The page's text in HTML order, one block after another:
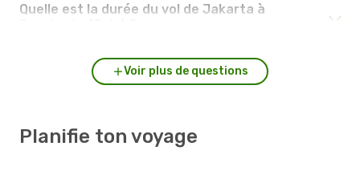
Quelle est la durée du vol de Jakarta à
Voir plus de questions
Planifie ton voyage